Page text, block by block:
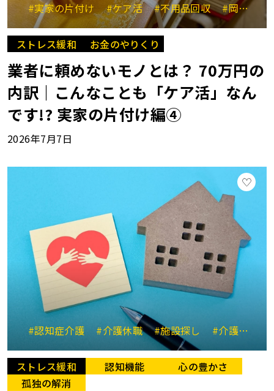
#実家の片付け #ケア活 #不用品回収 #岡崎杏里
ストレス緩和 お金のやりくり
業者に頼めないモノとは？ 70万円の
内訳｜こんなことも「ケア活」なん
です!? 実家の片付け編④
2026年7月7日
#認知症介護 #介護休職 #施設探し #介護と仕事の両立
ストレス緩和 認知機能
心の豊かさ
孤独の解消